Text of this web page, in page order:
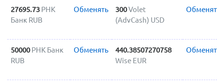
27695.73 РНК
Банк RUB
Обменять 300Volet
(AdvCash) USD
50000 РНК Банк
RUB
Обменять
440.38507270758
Wise EUR